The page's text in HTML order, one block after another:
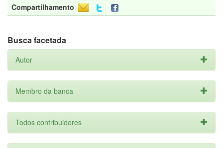
Compartilhamento
Busca facetada
Autor
Membro da banca
Todos contribuidores